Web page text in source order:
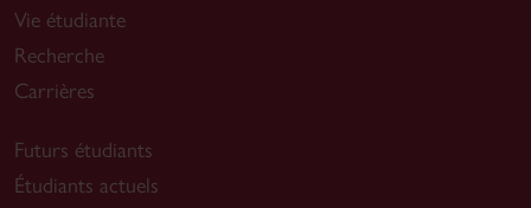
Vie étudiante
Recherche
Carrières
Futurs étudiants
Étudiants actuels